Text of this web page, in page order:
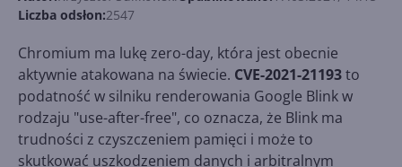
Liczba odsłon:2547
Chromium ma lukę zero-day, która jest obecnie
aktywnie atakowana na świecie. CVE-2021-21193to
podatność w silniku renderowania Google Blink w
rodzaju "use-after-free", co oznacza, że Blink ma
trudności z czyszczeniem pamięci i może to
skutkować uszkodzeniem danych i arbitralnym